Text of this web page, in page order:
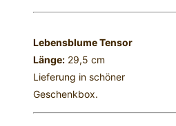
Lebensblume Tensor
Länge: 29,5 cm
Lieferung in schöner
Geschenkbox.